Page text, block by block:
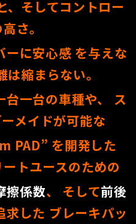
、そしてコントロー
さ。
ーに安心感 を与えな
縮まらない。
台一台の車種や、 ス
メイドが可能な
PAD” を開発した
トユースのための
擦係数、 そして前後
求した ブレーキパッ